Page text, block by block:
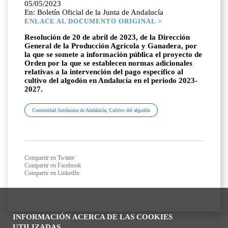
INFORMACIÓN ACERCA DE LAS COOKIES
05/05/2023
En: Boletín Oficial de la Junta de Andalucía
ENLACE AL DOCUMENTO ORIGINAL >
Resolución de 20 de abril de 2023, de la Dirección
General de la Producción Agrícola y Ganadera, por
la que se somete a información pública el proyecto de
Orden por la que se establecen normas adicionales
relativas a la intervención del pago específico al
cultivo del algodón en Andalucía en el periodo 2023-
2027.
Comunidad Autónoma de Andalucía; Cultivo del algodón
Compartir en Twitter
Compartir en Facebook
Compartir en LinkedIn